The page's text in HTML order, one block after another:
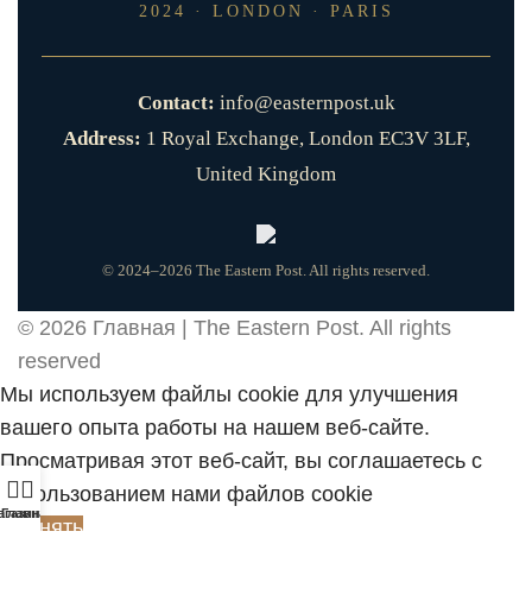
2024 · LONDON · PARIS
Contact: info@easternpost.uk
Address: 1 Royal Exchange, London EC3V 3LF,
United Kingdom
© 2024–2026 The Eastern Post. All rights reserved.
© 2026 Главная | The Eastern Post. All rights
reserved
Мы используем файлы cookie для улучшения
вашего опыта работы на нашем веб-сайте.
Просматривая этот веб-сайт, вы соглашаетесь с
использованием нами файлов cookie
Принять
Главная